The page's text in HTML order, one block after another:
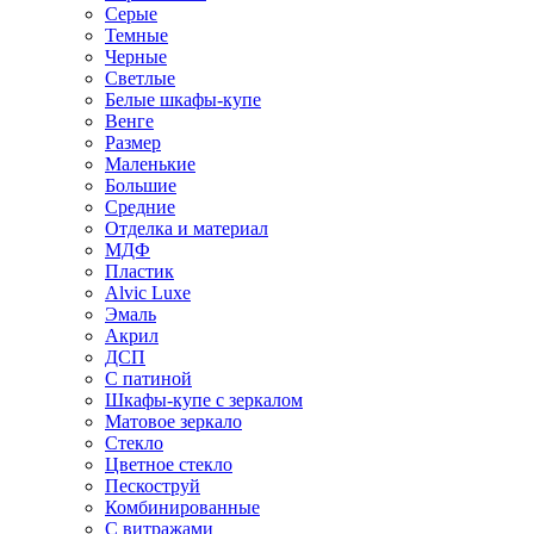
Серые
Темные
Черные
Светлые
Белые шкафы-купе
Венге
Размер
Маленькие
Большие
Средние
Отделка и материал
МДФ
Пластик
Alvic Luxe
Эмаль
Акрил
ДСП
С патиной
Шкафы-купе с зеркалом
Матовое зеркало
Стекло
Цветное стекло
Пескоструй
Комбинированные
С витражами